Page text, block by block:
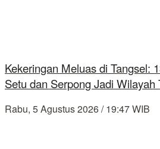
Kekeringan Meluas di Tangsel:
Setu dan Serpong Jadi Wilayah
Rabu, 5 Agustus 2026 / 19:47 WIB